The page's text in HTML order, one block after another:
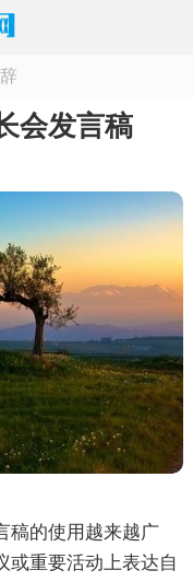
会发言稿
稿的使用越来越广
或重要活动上表达自